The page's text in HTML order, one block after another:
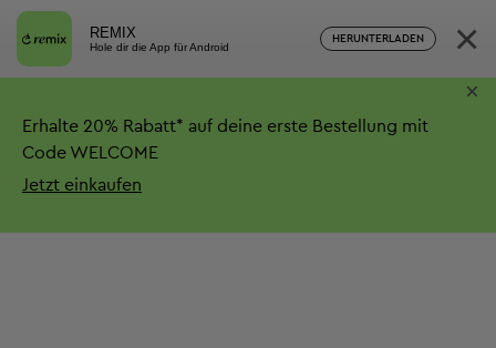
REMIX
Hole dir die App für Android
HERUNTERLADEN ×
Erhalte 20% Rabatt* auf deine erste Bestellung mit
Code WELCOME
Jetzt einkaufen
×